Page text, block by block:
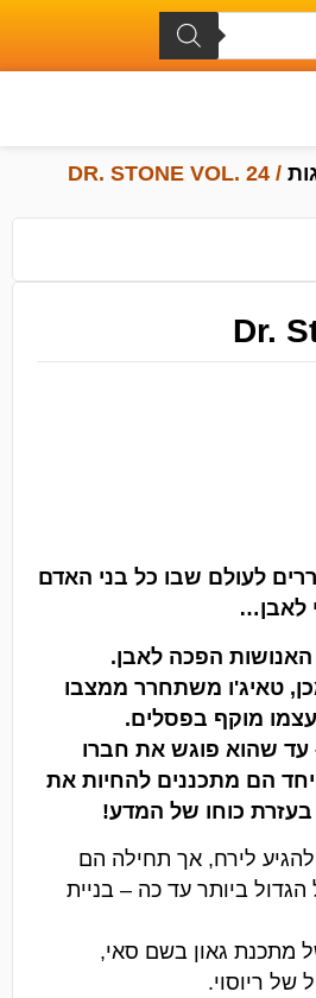
/ DR. STONE VOL. 24
Dr.
לעולם שבו כל בני האדם
לאבן…
האנושות הפכה לאבן.
טאיג'ו משתחרר ממצבו
מוקף בפסלים.
עד שהוא פוגש את חברו
הם מתכננים להחיות את
בעזרת כוחו של המדע!
להגיע לירח, אך תחילה הם
הגדול ביותר עד כה – בניית
מתכנת גאון בשם סאי,
של ריוסוי.